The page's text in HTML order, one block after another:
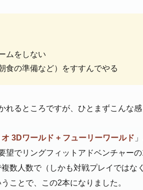
ムをしない
食の準備など）をすすんでやる
るところですが、ひとまずこんな感
3Dワールド + フューリーワールド
望でリングフィットアドベンチャー
数人数で（しかも対戦プレイではな
ことで、この2本になりました。